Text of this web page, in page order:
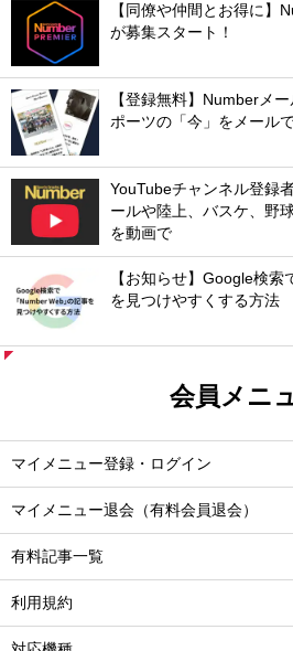
【同僚や仲間とお得に】
が募集スタート！
【登録無料】Numberメ
ポーツの「今」をメール
YouTubeチャンネル登録
ールや陸上、バスケ、野
を動画で
【お知らせ】Google検
を見つけやすくする方法
会員メニ
マイメニュー登録・ログイン
マイメニュー退会（有料会員退会）
有料記事一覧
利用規約